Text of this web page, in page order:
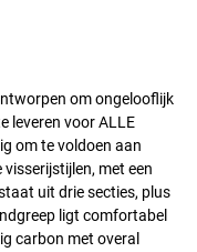
om ongelooflijk
leveren voorALLE
om te voldoen aan
met een
uit drie secties, plus
ligt comfortabel
carbon met overal